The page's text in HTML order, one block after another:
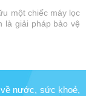
một chiếc máy lọc
là giải pháp bảo vệ
nước, sức khoẻ,